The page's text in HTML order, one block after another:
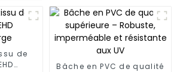
air
de
Bâche en PVC de qualité